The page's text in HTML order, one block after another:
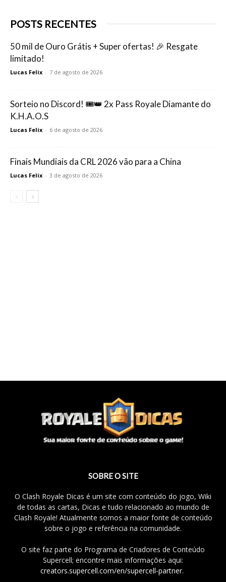
POSTS RECENTES
50 mil de Ouro Grátis + Super ofertas! 🎉 Resgate
limitado!
Lucas Felix - 7 de agosto de 2026
Sorteio no Discord! 🎟️👑 2x Pass Royale Diamante do
K.H.A.O.S
Lucas Felix - 6 de agosto de 2026
Finais Mundiais da CRL 2026 vão para a China
Lucas Felix - 3 de agosto de 2026
SOBRE O SITE
O Clash Royale Dicas é um site com conteúdo do jogo, Wiki
de todas as cartas, Dicas e tudo relacionado ao mundo de
Clash Royale! Atualmente somos a maior fonte de conteúdo
sobre o jogo e referência na comunidade.
O site faz parte do Programa de Criadores de Conteúdo
Supercell; encontre mais informações aqui:
creators.supercell.com/en/supercell-partner.